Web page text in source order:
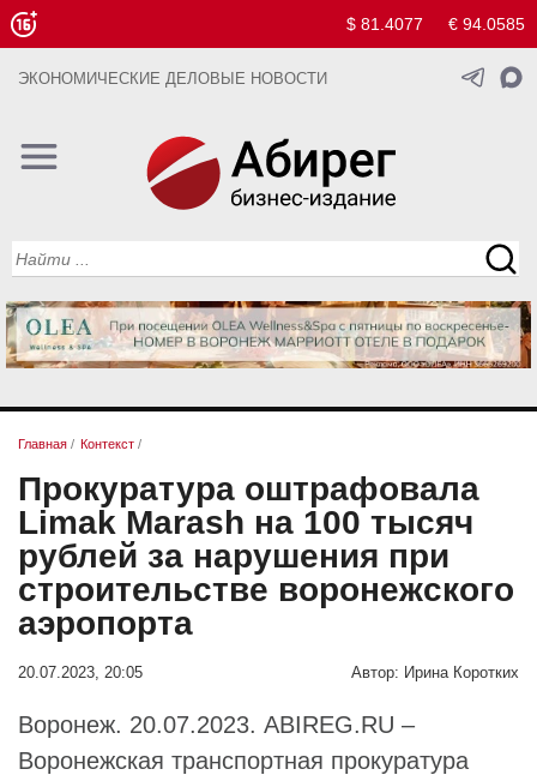
$ 81.4077 € 94.0585
ЭКОНОМИЧЕСКИЕ ДЕЛОВЫЕ НОВОСТИ
Главная / Контекст /
Прокуратура оштрафовала
Limak Marash на 100 тысяч
рублей за нарушения при
строительстве воронежского
аэропорта
20.07.2023, 20:05 Автор: Ирина Коротких
Воронеж. 20.07.2023. ABIREG.RU –
Воронежская транспортная прокуратура